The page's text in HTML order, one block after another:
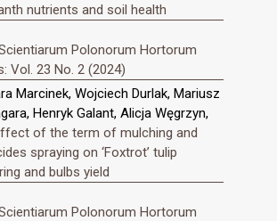
nutrients and soil health
Polonorum Hortorum
Vol. 23 No. 2 (2024)
Marcinek, Wojciech Durlak, Mariusz
Henryk Galant, Alicja Węgrzyn,
of the term of mulching and
spraying on ‘Foxtrot’ tulip
and bulbs yield
Polonorum Hortorum